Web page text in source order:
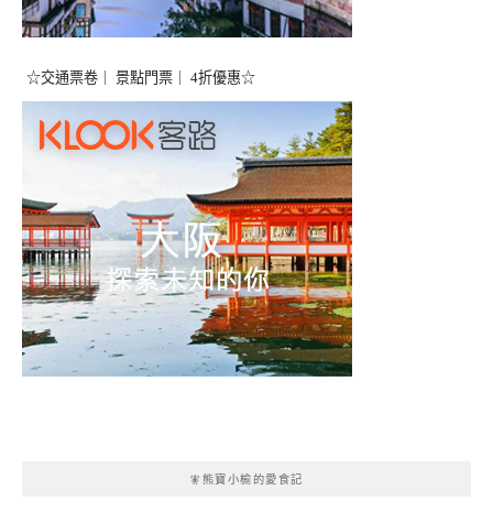
☆交通票卷｜ 景點門票｜ 4折優惠☆
🧚熊寶小榆的愛食記